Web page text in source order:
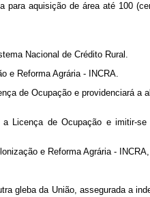
aquisição de área até 100
Nacional de Crédito Rural.
e Reforma Agrária - INCRA.
de Ocupação e providenciará
Licença de Ocupação e imitir-
e Reforma Agrária -
gleba da União, assegurada a